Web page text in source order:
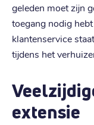
geleden moet zijn
toegang nodig
klantenservice
tijdens het
extensie